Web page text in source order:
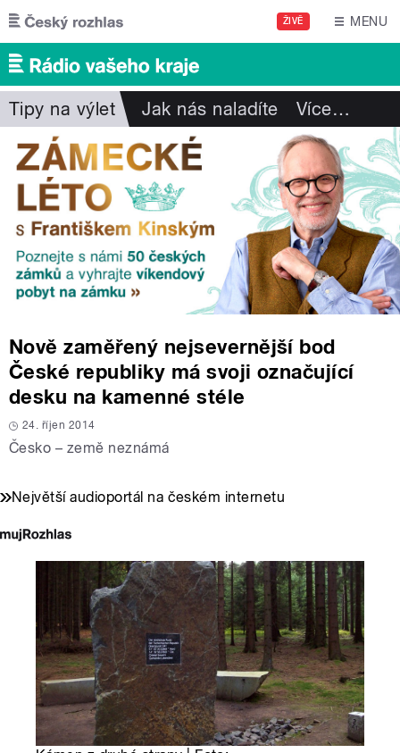
Přejít k hlavnímu obsahu
ŽIVĚ MENU
Tipy na výlet Jak nás naladíte Více…
Nově zaměřený nejsevernější bod
České republiky má svoji označující
desku na kamenné stéle
24. říjen 2014
Česko – země neznámá
Největší audioportál na českém internetu